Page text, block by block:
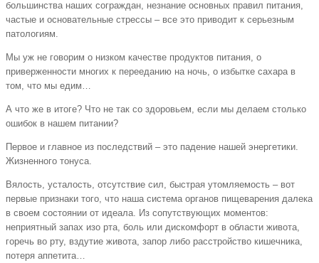
большинства наших сограждан, незнание основных правил питания,
частые и основательные стрессы – все это приводит к серьезным
патологиям.
Мы уж не говорим о низком качестве продуктов питания, о
приверженности многих к перееданию на ночь, о избытке сахара в
том, что мы едим…
А что же в итоге? Что не так со здоровьем, если мы делаем столько
ошибок в нашем питании?
Первое и главное из последствий – это падение нашей энергетики.
Жизненного тонуса.
Вялость, усталость, отсутствие сил, быстрая утомляемость – вот
первые признаки того, что наша система органов пищеварения далека
в своем состоянии от идеала. Из сопутствующих моментов:
неприятный запах изо рта, боль или дискомфорт в области живота,
горечь во рту, вздутие живота, запор либо расстройство кишечника,
потеря аппетита…